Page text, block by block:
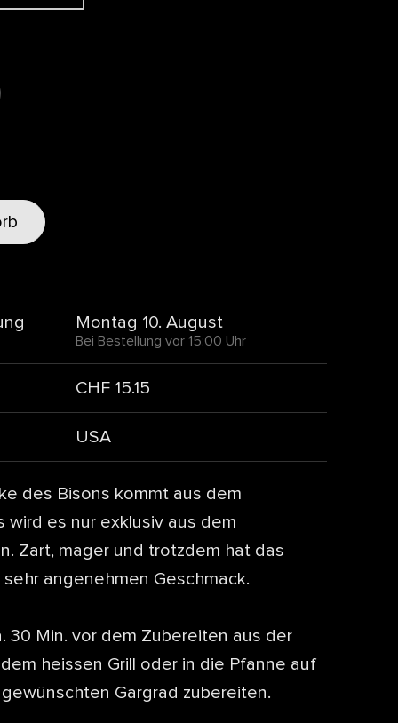
Montag 10. August
Bei Bestellung vor 15:00 Uhr
CHF 15.15
USA
des Bisons kommt aus dem
wird es nur exklusiv aus dem
Zart, mager und trotzdem hat das
angenehmen Geschmack.
30 Min. vor dem Zubereiten aus der
heissen Grill oder in die Pfanne auf
Gargrad zubereiten.